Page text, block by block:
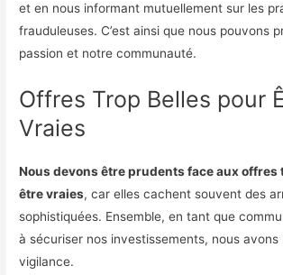
et en nous informant mutuellement sur les
frauduleuses. C’est ainsi que nous pouvons
passion et notre communauté.
Offres Trop Belles pour
Vraies
Nous devons être prudents face aux offres
être vraies, car elles cachent souvent des
sophistiquées. Ensemble, en tant que
à sécuriser nos investissements, nous avons
vigilance.